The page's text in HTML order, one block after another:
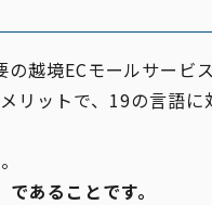
越境ECモールサービ
リットで、19の⾔語に
あることです。